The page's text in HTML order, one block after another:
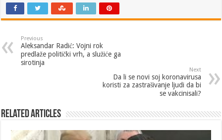
Previous
Aleksandar Radić: Vojni rok
predlaže politički vrh, a služiće ga
sirotinja
Next
Da li se novi soj koronavirusa
koristi za zastrašivanje ljudi da bi
se vakcinisali?
Related Articles